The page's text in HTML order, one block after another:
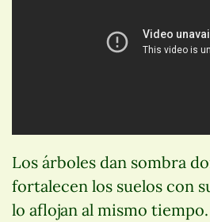
Los árboles dan sombra
fortalecen los suelos con
lo aflojan al mismo